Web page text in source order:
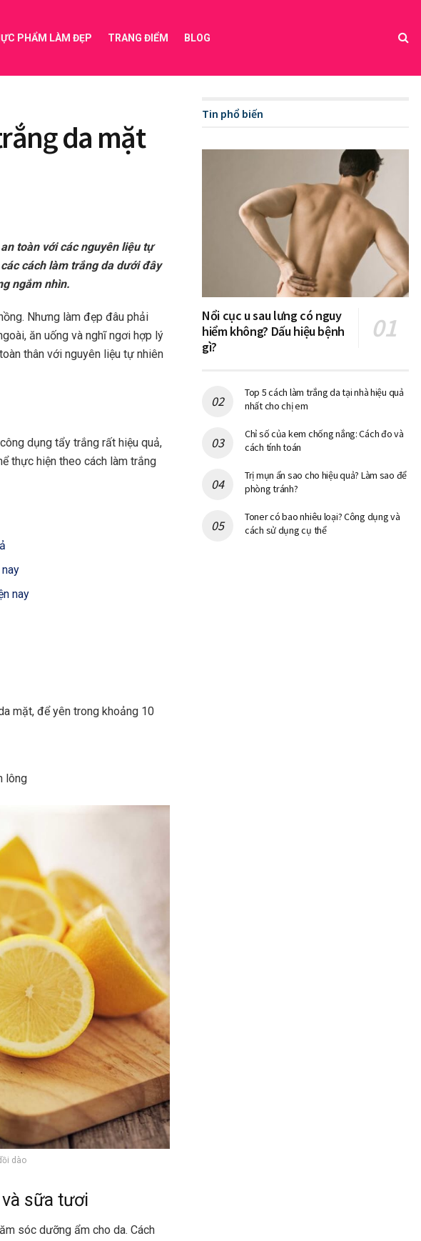
PHẨM LÀM ĐẸP TRANG ĐIỂM BLOG
da mặt
toàn với các nguyên liệu tự
cách làm trắng da dưới đây
ngắm nhìn.
Nhưng làm đẹp đâu phải
ăn uống và nghĩ ngơi hợp lý
toàn thân với nguyên liệu tự nhiên
dụng tẩy trắng rất hiệu quả,
thực hiện theo cách làm trắng
nay
mặt, để yên trong khoảng 10
lông
dào
sữa tươi
sóc dưỡng ẩm cho da. Cách
Tin phổ biến
Nổi cục u sau lưng có nguy
hiểm không? Dấu hiệu bệnh
gì?
Top 5 cách làm trắng da tại nhà hiệu quả
nhất cho chị em
Chỉ số của kem chống nắng: Cách đo và
cách tính toán
Trị mụn ẩn sao cho hiệu quả? Làm sao để
phòng tránh?
Toner có bao nhiêu loại? Công dụng và
cách sử dụng cụ thể